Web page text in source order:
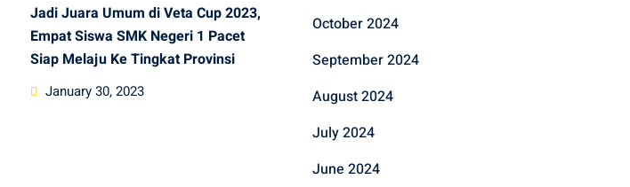
Jadi Juara Umum di Veta Cup 2023,
Empat Siswa SMK Negeri 1 Pacet
Siap Melaju Ke Tingkat Provinsi
Posted
January 30, 2023
October 2024
September 2024
August 2024
July 2024
June 2024